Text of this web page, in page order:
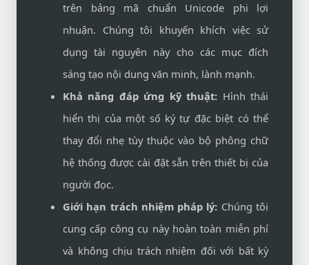
trên bảng mã chuẩn Unicode phi lợi
nhuận. Chúng tôi khuyến khích việc sử
dụng tài nguyên này cho các mục đích
sáng tạo nội dung văn minh, lành mạnh.
Khả năng đáp ứng kỹ thuật: Hình thái
hiển thị của một số ký tự đặc biệt có thể
thay đổi nhẹ tùy thuộc vào bộ phông chữ
hệ thống được cài đặt sẵn trên thiết bị của
người đọc.
Giới hạn trách nhiệm pháp lý: Chúng tôi
cung cấp công cụ này hoàn toàn miễn phí
và không chịu trách nhiệm đối với bất kỳ